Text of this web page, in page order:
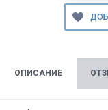
ОПИСАНИЕ